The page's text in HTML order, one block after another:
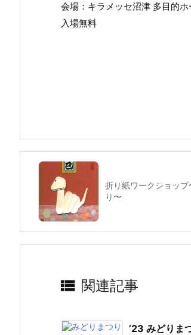
会場：キラメッセ沼津 多目的ホ
入場無料
折り紙ワークショッ
り〜
 関連記事
’23 みどりま